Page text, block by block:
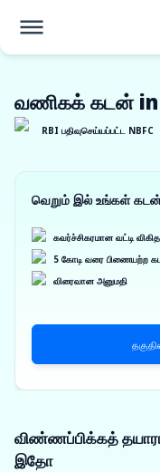
வணிகக் கடன் in
RBI பதிவுசெய்யப்பட்ட NBFC
வெறும் இல் உங்கள் கடன்
கவர்ச்சிகரமான வட்டி
5 கோடி வரை பிணையற்ற
விரைவான அனுமதி
விண்ணப்பிக்கத்
இதோ